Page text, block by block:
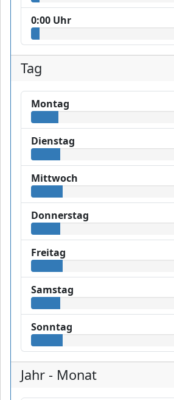
0:00 Uhr
Tag
Montag
Dienstag
Mittwoch
Donnerstag
Freitag
Samstag
Sonntag
Jahr - Monat